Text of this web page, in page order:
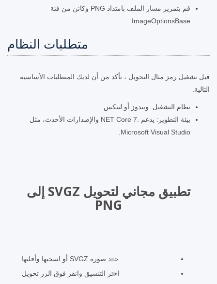
قم بتمرير مسار الملف بامتداد PNG وكائن من فئة
ImageOptionsBase
متطلبات النظام
قبل تشغيل رمز مثال التحويل ، تأكد من أن لديك المتطلبات الأساسية
التالية.
نظام التشغيل: ويندوز أو لينكس.
بيئة التطوير: يدعم .NET Core 7 والإصدارات الأحدث، مثل
Microsoft Visual Studio.
تطبيق مجاني لتحويل SVGZ إلى
PNG
حدد صورة SVGZ أو اسحبها وأفلتها
اختر التنسيق وانقر فوق الزر تحويل